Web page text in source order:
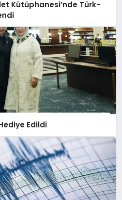
Kütüphanesi’nde Türk-
Edildi